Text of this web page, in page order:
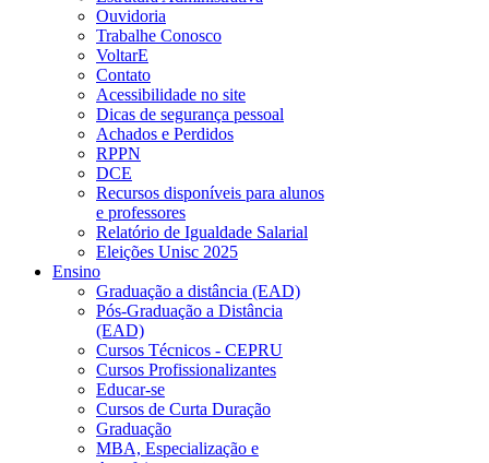
Ouvidoria
Trabalhe Conosco
VoltarE
Contato
Acessibilidade no site
Dicas de segurança pessoal
Achados e Perdidos
RPPN
DCE
Recursos disponíveis para alunos
e professores
Relatório de Igualdade Salarial
Eleições Unisc 2025
Ensino
Graduação a distância (EAD)
Pós-Graduação a Distância
(EAD)
Cursos Técnicos - CEPRU
Cursos Profissionalizantes
Educar-se
Cursos de Curta Duração
Graduação
MBA, Especialização e